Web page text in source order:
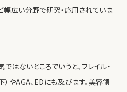
幅広い分野で研究・応用されていま
はないところでいうと、フレイル・
やAGA、EDにも及びます。美容領